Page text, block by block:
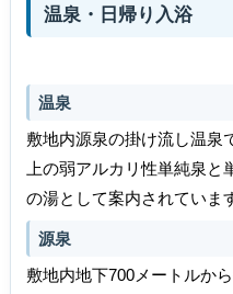
温泉・日帰り入浴
温泉
敷地内源泉の掛け流し温泉
上の弱アルカリ性単純泉
の湯として案内されていま
源泉
敷地内地下700メートルか